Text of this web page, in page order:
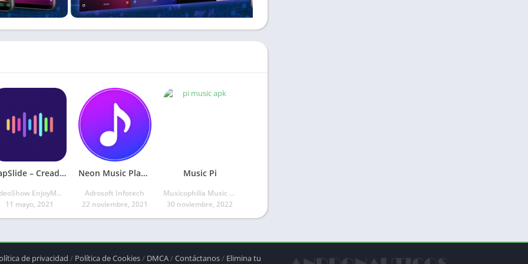
TapSlide – Creador de videos musicales
VideoShow EnjoyMobi Video Editor & Video Maker Inc
11 mayo, 2021
Neon Music Player
Adrosoft Infotech
22 noviembre, 2021
Music Pi
Musicophilia Music Apps
30 noviembre, 2022
de privacidad / Política de Cookies / DMCA /Contáctanos / Elimina tu